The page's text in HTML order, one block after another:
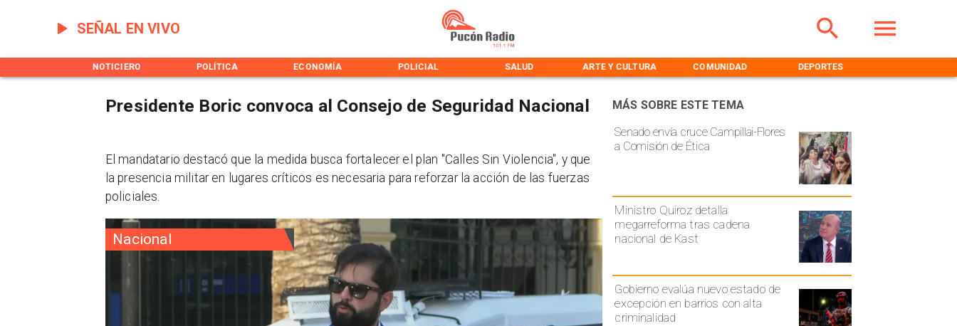
SEÑAL EN VIVO
NOTICIERO POLÍTICA ECONOMÍA POLICIAL SALUD ARTE Y CULTURA COMUNIDAD DEPORTES
Nacional
Senado envía cruce Campillai-Flores
a Comisión de Ética
Ministro Quiroz detalla
megarreforma tras cadena
nacional de Kast
Gobierno evalúa nuevo estado de
excepción en barrios con alta
criminalidad
MÁS SOBRE ESTE TEMA
Presidente Boric convoca al Consejo de Seguridad Nacional
​El mandatario destacó que la medida busca fortalecer el plan "Calles Sin Violencia", y que
la presencia militar en lugares críticos es necesaria para reforzar la acción de las fuerzas
policiales.